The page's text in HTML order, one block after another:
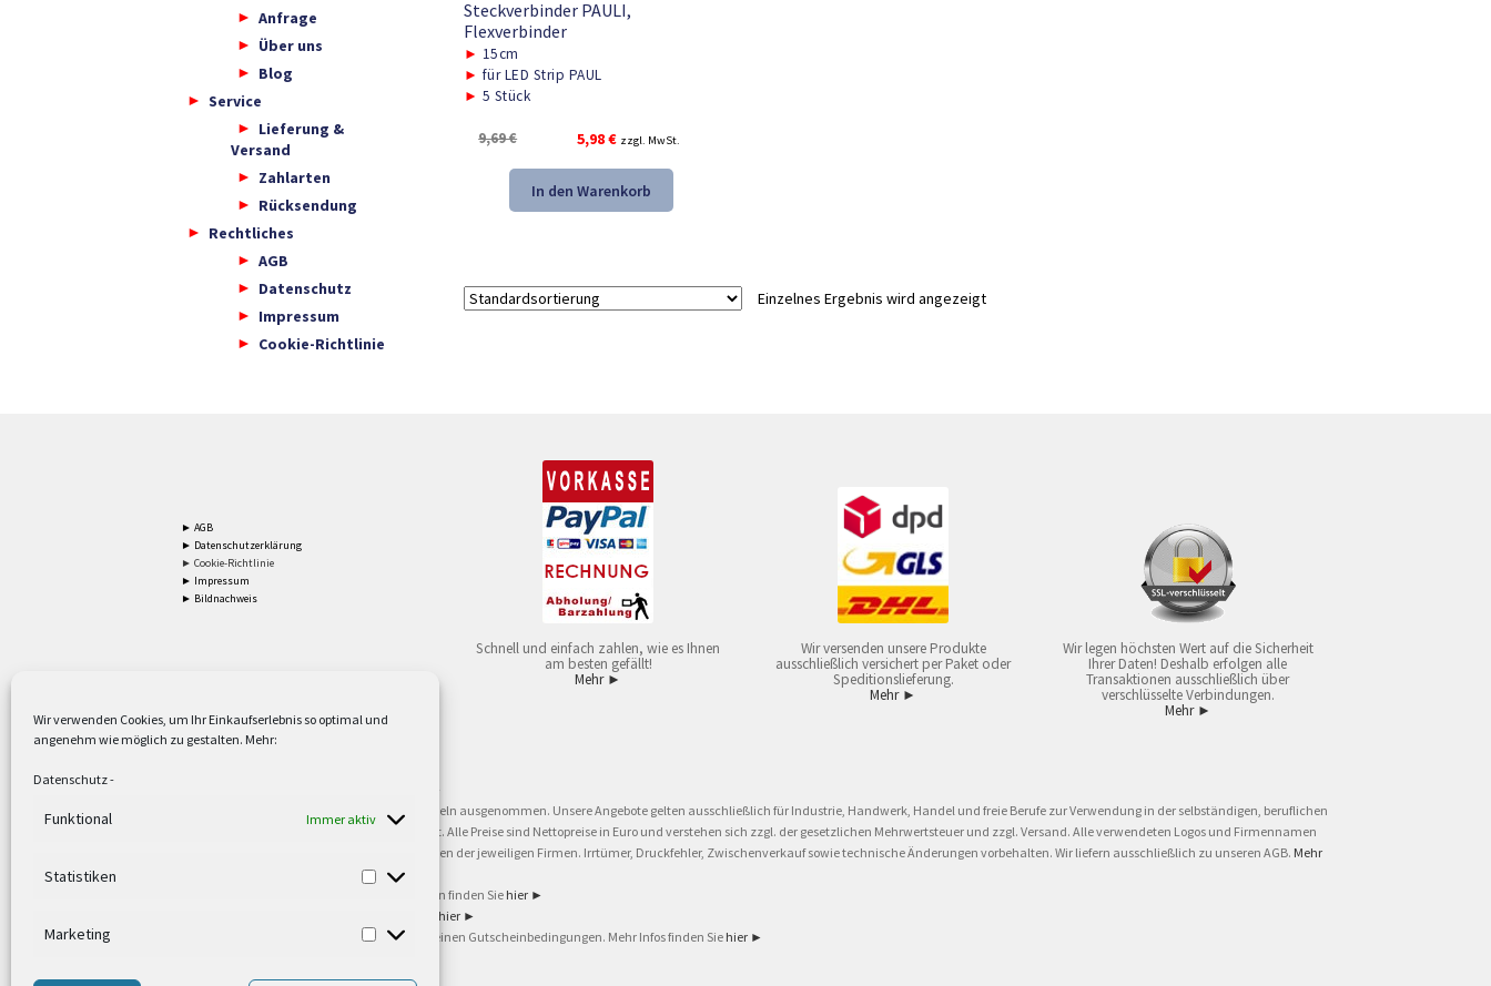
Wir verwenden Cookies, um Ihr Einkaufserlebnis so optimal und
angenehm wie möglich zu gestalten. Mehr:
Datenschutz-
Funktional Immer aktiv
Statistiken
Marketing
Steckverbinder PAULI,
Flexverbinder
► 15cm
► für LED Strip PAUL
► 5 Stück
9,69€
Ursprünglicher
war:
9,69 €
5,98€Aktueller
ist:
5,98 €.
zzgl. MwSt.
In den Warenkorb
Einzelnes Ergebnis wird angezeigt
Anfrage
Über uns
Blog
Service
Lieferung &
Versand
Zahlarten
Rücksendung
Rechtliches
AGB
Datenschutz
Impressum
Cookie-Richtlinie
► AGB
► Datenschutzerklärung
► Cookie-Richtlinie
► Impressum
► Bildnachweis
Schnell und einfach zahlen, wie es Ihnen
am besten gefällt!
Mehr ►
Wir versenden unsere Produkte
ausschließlich versichert per Paket oder
Speditionslieferung.
Mehr ►
Wir legen höchsten Wert auf die Sicherheit
Ihrer Daten! Deshalb erfolgen alle
Transaktionen ausschließlich über
verschlüsselte Verbindungen.
Mehr ►
Versandkostenfrei ab 59,90 € Nettowarenwert. Inseln ausgenommen. Unsere Angebote gelten ausschließlich für Industrie, Handwerk, Handel und freie Berufe zur Verwendung in der selbständigen, beruflichen
oder gewerblichen Tätigkeit. Kein Verkauf an privat. Alle Preise sind Nettopreise in Euro und verstehen sich zzgl. der gesetzlichen Mehrwertsteuer und zzgl. Versand. Alle verwendeten Logos und Firmennamen
sind Warenzeichen oder eingetragene Warenzeichen der jeweiligen Firmen. Irrtümer, Druckfehler, Zwischenverkauf sowie technische Änderungen vorbehalten. Wir liefern ausschließlich zu unseren AGB. Mehr
Weitere Informationen und Zahlungsbedingungen finden Sie hier ►
hier ►
Ab 79,- Nettowarenwert. Es gelten unsere allgemeinen Gutscheinbedingungen. Mehr Infos finden Sie hier ►
©2002-2021 TEUTO LICHT GmbH